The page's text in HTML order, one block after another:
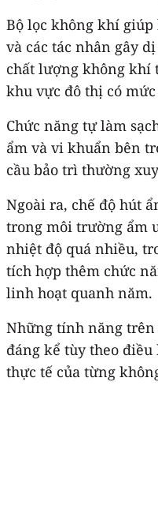
Bộ lọc không khí
và các tác nhân gây
chất lượng không khí
khu vực đô thị có
Chức năng tự làm
ẩm và vi khuẩn bên
cầu bảo trì thường
Ngoài ra, chế độ hút
trong môi trường ẩm
nhiệt độ quá nhiều,
tích hợp thêm chức
linh hoạt quanh năm.
Những tính năng
đáng kể tùy theo
thực tế của từng